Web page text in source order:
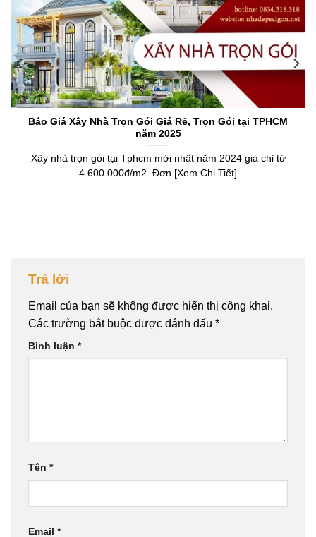
Báo Giá Xây Nhà Trọn Gói Giá Rẻ, Trọn Gói tại TPHCM
năm 2025
Xây nhà trọn gói tại Tphcm mới nhất năm 2024 giá chỉ từ
4.600.000đ/m2. Đơn [Xem Chi Tiết]
Trả lời
Email của bạn sẽ không được hiển thị công khai.
Các trường bắt buộc được đánh dấu *
Bình luận *
Tên *
Email *